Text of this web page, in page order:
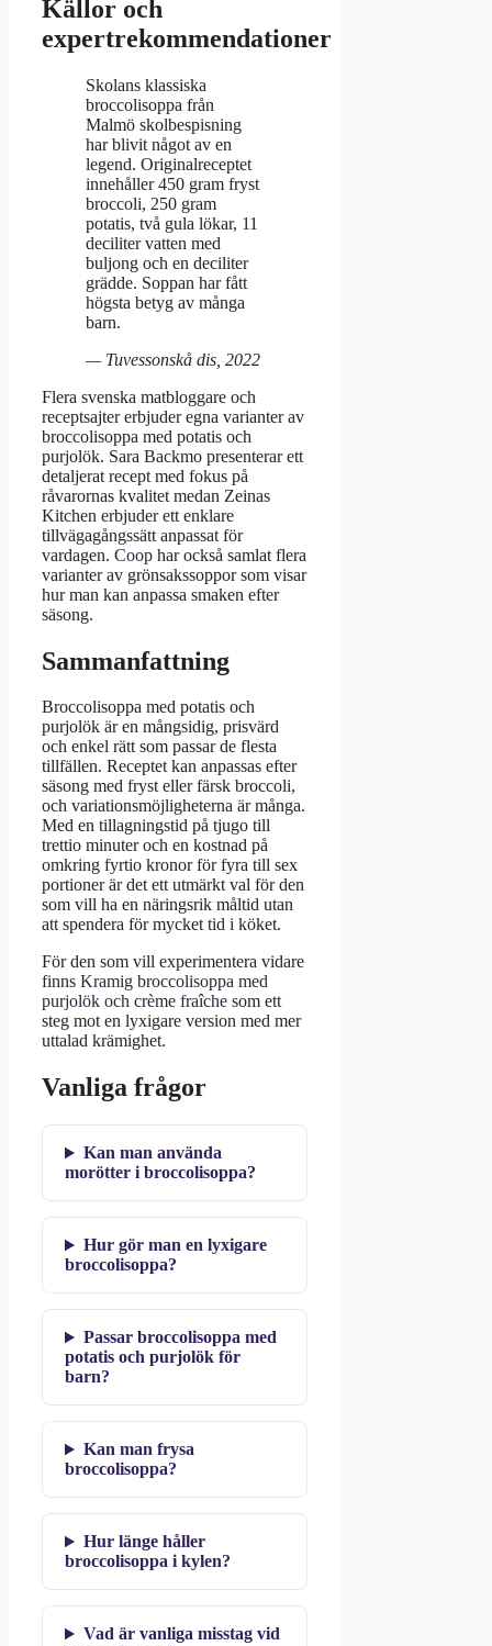
Källor och
expertrekommendationer
Skolans klassiska
broccolisoppa från
Malmö skolbespisning
har blivit något av en
legend. Originalreceptet
innehåller 450 gram fryst
broccoli, 250 gram
potatis, två gula lökar, 11
deciliter vatten med
buljong och en deciliter
grädde. Soppan har fått
högsta betyg av många
barn.
— Tuvessonskå dis, 2022
Flera svenska matbloggare och
receptsajter erbjuder egna varianter av
broccolisoppa med potatis och
purjolök. Sara Backmo presenterar ett
detaljerat recept med fokus på
råvarornas kvalitet medan Zeinas
Kitchen erbjuder ett enklare
tillvägagångssätt anpassat för
vardagen. Coop har också samlat flera
varianter av grönsakssoppor som visar
hur man kan anpassa smaken efter
säsong.
Sammanfattning
Broccolisoppa med potatis och
purjolök är en mångsidig, prisvärd
och enkel rätt som passar de flesta
tillfällen. Receptet kan anpassas efter
säsong med fryst eller färsk broccoli,
och variationsmöjligheterna är många.
Med en tillagningstid på tjugo till
trettio minuter och en kostnad på
omkring fyrtio kronor för fyra till sex
portioner är det ett utmärkt val för den
som vill ha en näringsrik måltid utan
att spendera för mycket tid i köket.
För den som vill experimentera vidare
finns Kramig broccolisoppa med
purjolök och crème fraîche som ett
steg mot en lyxigare version med mer
uttalad krämighet.
Vanliga frågor
Kan man använda
morötter i broccolisoppa?
Hur gör man en lyxigare
broccolisoppa?
Passar broccolisoppa med
potatis och purjolök för
barn?
Kan man frysa
broccolisoppa?
Hur länge håller
broccolisoppa i kylen?
Vad är vanliga misstag vid